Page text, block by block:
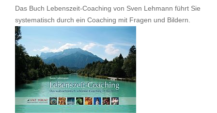
Das Buch Lebenszeit-Coaching von Sven Lehmann führt Sie
systematisch durch ein Coaching mit Fragen und Bildern.